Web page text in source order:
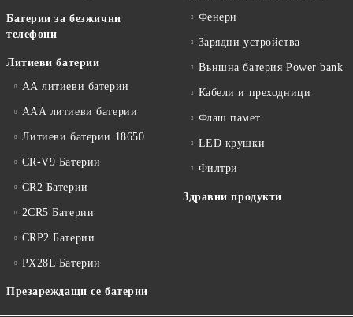
Батерии за безжични
телефони
Литиеви батерии
АА литиеви батерии
ААА литиеви батерии
Литиеви батерии 18650
CR-V9 Батерии
CR2 Батерии
2CR5 Батерии
CRP2 Батерии
PX28L Батерии
Презареждащи се батерии
Фенери
Зарядни устройства
Външна батерия Power bank
Кабели и преходници
Флаш памет
LED крушки
Филтри
Здравни продукти